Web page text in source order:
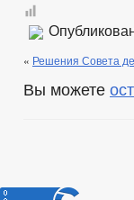
« Решения Совета
Вы можете